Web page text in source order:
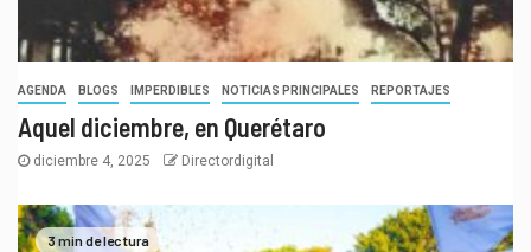
AGENDA BLOGS IMPERDIBLES NOTICIAS PRINCIPALES REPORTAJES
Aquel diciembre, en Querétaro
diciembre 4, 2025 Directordigital
3 min de lectura